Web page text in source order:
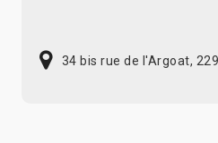
34 bis rue de l'Argoat,